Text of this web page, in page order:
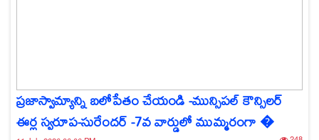
ప్రజాస్వామ్యాన్ని బలోపేతం చేయండి -మున్సిపల్ కౌన్సిలర్
ఈర్ల స్వరూప-సురేందర్ -7వ వార్డులో ముమ్మరంగా �